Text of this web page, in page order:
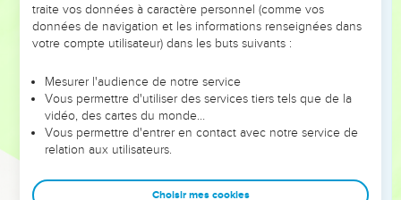
L'Ecclésiaste s'est efforcé de trouver des paroles
agréables, des écrits pleins de droiture et des paroles vraies.
rassemblées en un recueil, elles sont comme des clous
plantés ; elles sont données par un seul berger.
Attention, mon fils, à ce qui pourrait y être ajouté ! On n’en
finirait pas, si l'on voulait faire un grand nombre de livres, et
traite vos données à caractère personnel (comme vos
données de navigation et les informations renseignées dans
votre compte utilisateur) dans les buts suivants :
Mesurer l'audience de notre service
Vous permettre d'utiliser des services tiers tels que de la
vidéo, des cartes du monde…
Vous permettre d'entrer en contact avec notre service de
relation aux utilisateurs.
Choisir mes cookies